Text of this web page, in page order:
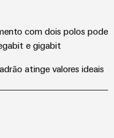
com dois polos pode
e gigabit
atinge valores ideais